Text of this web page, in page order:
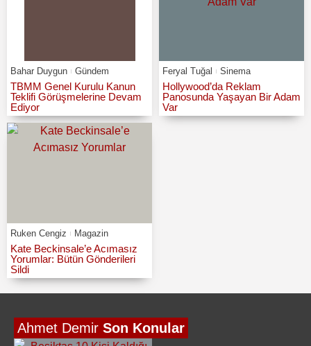
Bahar Duygun Gündem
TBMM Genel Kurulu Kanun
Teklifi Görüşmelerine Devam
Ediyor
Feryal Tuğal Sinema
Hollywood’da Reklam
Panosunda Yaşayan Bir Adam
Var
Ruken Cengiz Magazin
Kate Beckinsale’e Acımasız
Yorumlar: Bütün Gönderileri
Sildi
Ahmet Demir Son Konular